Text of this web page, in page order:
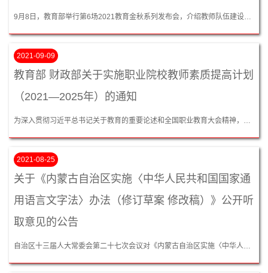
9月8日，教育部举行第6场2021教育金秋系列发布会，介绍教师队伍建设进展成效、国家支持教师队伍建设有关工作和第37个教师节系列宣传庆祝活动安排，并发布2021年全国教书育人楷模等名单。会上，人力资源社会保障部事业单位人事管理司相关负责人介绍了人社部支持教师队伍建设有关工作情况。...
2021-09-09
教育部 财政部关于实施职业院校教师素质提高计划
（2021—2025年）的通知
为深入贯彻习近平总书记关于教育的重要论述和全国职业教育大会精神，落实《中共中央 国务院关于全面深化新时代教师队伍建设改革的意见》《国家职业教育改革实施方案》《国民经济和社会发展第十四个五年规划和2035年远景目标纲要》，加强职业院校高素质“双师型”教师队伍建设，促进职业教育高质量发展，教育部、财政部决定联合实施职业院校教师素质提高计划（2021—2025年）（以下简称“计划”），现将有关事项通知如下。...
2021-08-25
关于《内蒙古自治区实施〈中华人民共和国国家通
用语言文字法〉办法（修订草案 修改稿）》公开听
取意见的公告
自治区十三届人大常委会第二十七次会议对《内蒙古自治区实施〈中华人民共和国国家通用语言文字法〉办法（修订草案）》进行了初次审议，拟于2021年9月下旬进行再次审议。现将办法（修订草案修改稿）及说明全文公布，广泛听取社会各方面意见。请将修改意见和建议于2021年9月20日前反馈自治区人大常委会法制工作委员会。...